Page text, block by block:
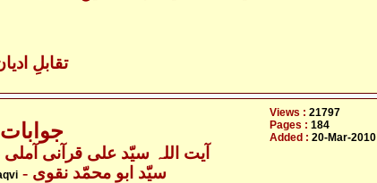
- تقابلِ
- آیت اللہ سیّد علی قرآنی آملی
- سیّد ابو محمّد نقوی
Views : 21797
Pages : 184
Added : 20-Mar-2010